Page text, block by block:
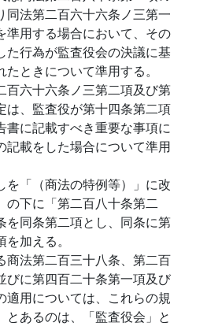
同法第二百六十六条ノ三第一
準用する場合において、その
た行為が監査役会の決議に基
たときについて準用する。
百六十六条ノ三第二項及び第
は、監査役が第十四条第二項
書に記載すべき重要な事項に
記載をした場合について準用
を「（商法の特例等）」に改
の下に「第二百八十条第二
を同条第二項とし、同条に第
加える。
商法第二百三十八条、第二百
びに第四百二十条第一項及び
適用については、これらの規
とあるのは、「監査役会」と